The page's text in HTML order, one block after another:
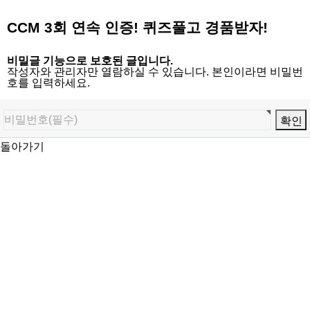
CCM 3회 연속 인증! 퀴즈풀고 경품받자!
비밀글 기능으로 보호된 글입니다.
작성자와 관리자만 열람하실 수 있습니다. 본인이라면 비밀번
호를 입력하세요.
돌아가기